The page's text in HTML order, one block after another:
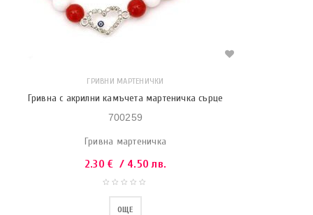
ГРИВНИ МАРТЕНИЧКИ
Гривна с акрилни камъчета мартеничка сърце
700259
Гривна мартеничка
2.30€ / 4.50 лв.
ОЩЕ